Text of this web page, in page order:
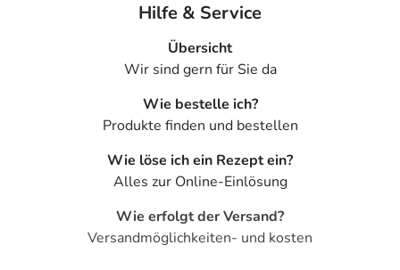
Hilfe & Service
Übersicht
Wir sind gern für Sie da
Wie bestelle ich?
Produkte finden und bestellen
Wie löse ich ein Rezept ein?
Alles zur Online-Einlösung
Wie erfolgt der Versand?
Versandmöglichkeiten- und kosten